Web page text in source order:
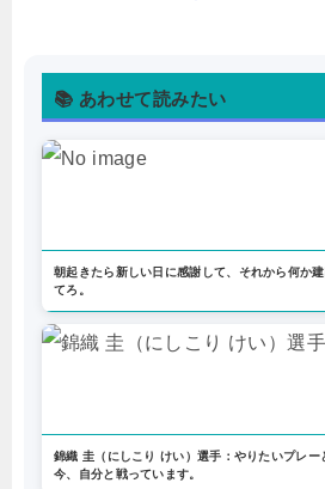
📚 あわせて読みたい
朝起きたら新しい日に感謝して、それから何か
てろ。
錦織 圭（にしこり けい）選手：やりたいプレー
今、自分と戦っています。